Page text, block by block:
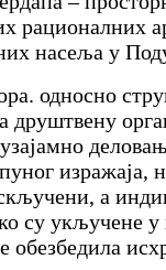
рационалних
насеља у
односно
друштвену
изражаја,
а
су укључене
обезбедила